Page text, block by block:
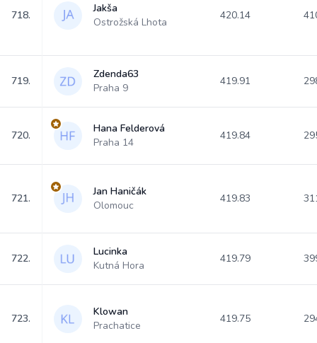
718.
Jakša
Ostrožská Lhota
420.14
719.
Zdenda63
Praha 9
419.91
720.
Hana Felderová
Praha 14
419.84
721.
Jan Haničák
Olomouc
419.83
722.
Lucinka
Kutná Hora
419.79
723.
Klowan
Prachatice
419.75